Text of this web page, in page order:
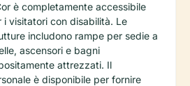
è completamente accessibile
i visitatori con disabilità. Le
includono rampe per sedie a
ascensori e bagni
attrezzati. Il
è disponibile per fornire